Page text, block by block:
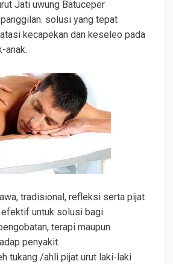
Jati uwung Batuceper
solusi yang tepat
kecapekan dan keseleo pada
anak.
tradisional, refleksi serta pijat
efektif untuk solusi bagi
terapi maupun
penyakit.
tukang /ahli pijat urut laki-laki